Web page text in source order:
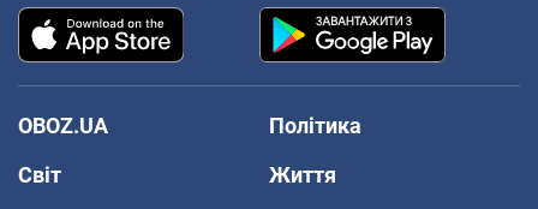
OBOZ.UA
Політика
Світ
Життя